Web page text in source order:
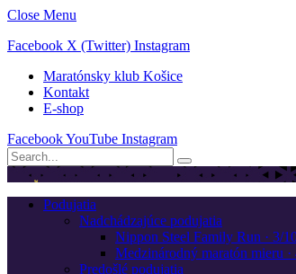
Close Menu
Facebook X (Twitter) Instagram
Maratónsky klub Košice
Kontakt
E-shop
FacebookYouTube Instagram
Podujatia
Nadchádzajúce podujatia
Nippon Steel Family Run · 3/
Medzinárodný maratón mieru ·
Predošlé podujatia